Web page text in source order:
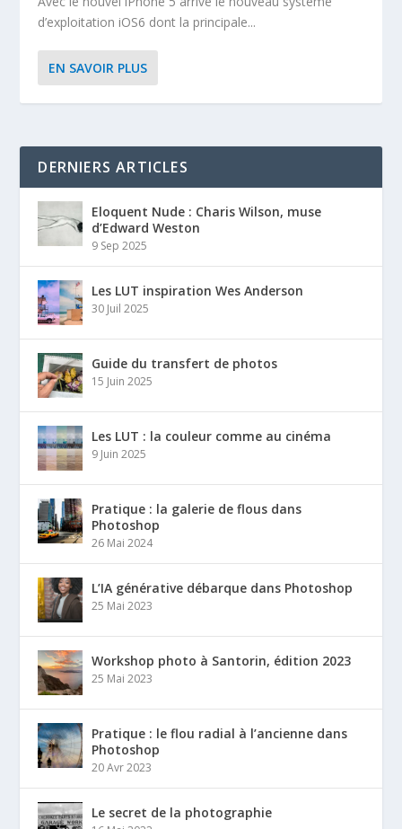
d’exploitation iOS6 dont la principale...
EN SAVOIR PLUS
DERNIERS ARTICLES
Eloquent Nude : Charis Wilson, muse
d’Edward Weston
9 Sep 2025
Les LUT inspiration Wes Anderson
30 Juil 2025
Guide du transfert de photos
15 Juin 2025
Les LUT : la couleur comme au cinéma
9 Juin 2025
Pratique : la galerie de flous dans
Photoshop
26 Mai 2024
L’IA générative débarque dans Photoshop
25 Mai 2023
Workshop photo à Santorin, édition 2023
25 Mai 2023
Pratique : le flou radial à l’ancienne dans
Photoshop
20 Avr 2023
Le secret de la photographie